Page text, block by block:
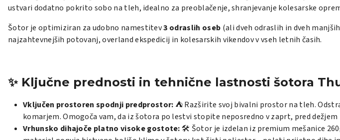
ustvari dodatno pokrito sobo na tleh, idealno za preoblačenje, shranjevanje kolesarske
Šotor je optimiziran za udobno namestitev3 odraslih oseb (ali dveh odraslih in dveh
najzahtevnejših potovanj, overland ekspedicij in kolesarskih vikendov v vseh letnih časih.
✨ Ključne prednosti in tehnične lastnosti šotora
Vključen prostoren spodnji predprostor: ⛺ Razširite svoj bivalni prostor na tleh.
komarjem. Omogoča vam, da iz šotora po lestvi stopite neposredno v zaprt, pred
Vrhunsko dihajoče platno visoke gostote:🛠️ Šotor je izdelan iz premium mešanice